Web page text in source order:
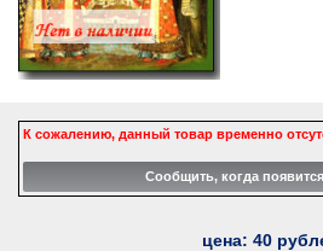
К сожалению, данный товар временно
цена: 40